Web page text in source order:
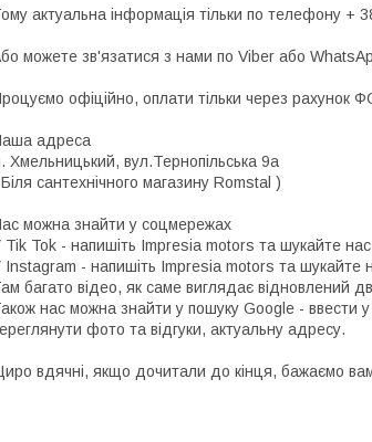
актуальна інформація тільки по телефону +
можете зв'язатися з нами по Viber або
офіційно, оплати тільки через рахунок
адреса
Хмельницький, вул.Тернопільська 9а
сантехнічного магазину Romstal )
можна знайти у соцмережах
Tik Tok - напишіть Impresia motors та шукайте
Instagram - напишіть Impresia motors та шукайте
багато відео, як саме виглядає відновлений
нас можна знайти у пошуку Google - ввести
фото та відгуки, актуальну адресу.
вдячні, якщо дочитали до кінця, бажаємо